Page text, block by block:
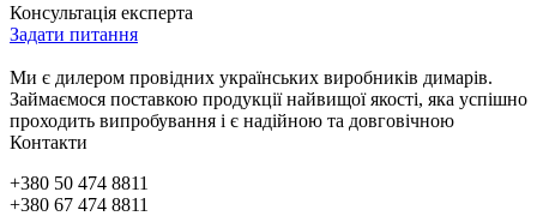
Консультація експерта
Задати питання
Ми є дилером провідних українських виробників димарів.
Займаємося поставкою продукції найвищої якості, яка успішно
проходить випробування і є надійною та довговічною
Контакти
+380 50 474 8811
+380 67 474 8811